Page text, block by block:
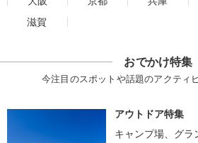
滋賀
おでかけ特集
今注目のスポットや話題のアクティ
アウトドア特集
キャンプ場、グラ